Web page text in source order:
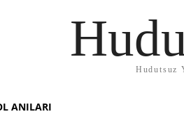
Hudutsuz
ANILARI